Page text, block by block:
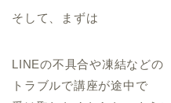
そして、まずは
LINEの不具合や凍結などの
トラブルで講座が途中で